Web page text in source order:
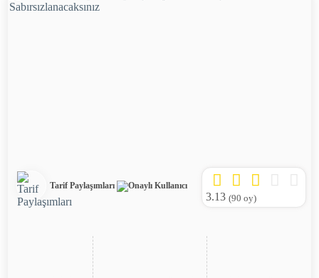
Tarif Paylaşımları
3.13 (90 oy)